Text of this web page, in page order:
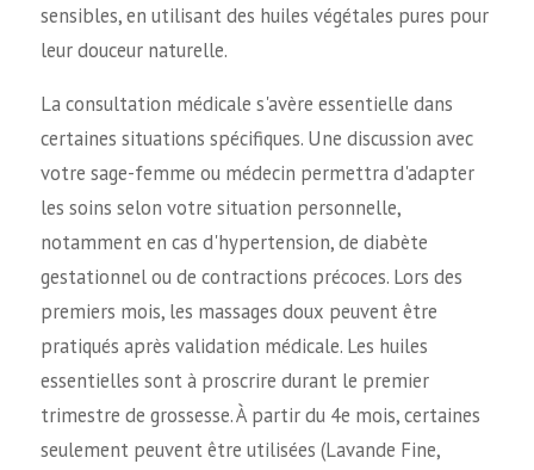
sensibles, en utilisant des huiles végétales pures pour
leur douceur naturelle.
La consultation médicale s'avère essentielle dans
certaines situations spécifiques. Une discussion avec
votre sage-femme ou médecin permettra d'adapter
les soins selon votre situation personnelle,
notamment en cas d'hypertension, de diabète
gestationnel ou de contractions précoces. Lors des
premiers mois, les massages doux peuvent être
pratiqués après validation médicale. Les huiles
essentielles sont à proscrire durant le premier
trimestre de grossesse. À partir du 4e mois, certaines
seulement peuvent être utilisées (Lavande Fine,